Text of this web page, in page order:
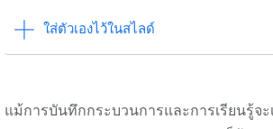
ใส่ตัวเองไว้ในสไลด์
แม้การบันทึกกระบวนการและการเรียนรู้จ